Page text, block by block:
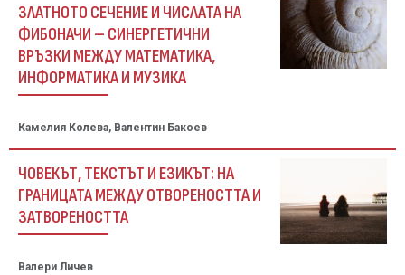
ЗЛАТНОТО СЕЧЕНИЕ И ЧИСЛАТА НА
ФИБОНАЧИ – СИНЕРГЕТИЧНИ
ВРЪЗКИ МЕЖДУ МАТЕМАТИКА,
ИНФОРМАТИКА И МУЗИКА
Камелия Колева, Валентин Бакоев
ЧОВЕКЪТ, ТЕКСТЪТ И ЕЗИКЪТ: НА
ГРАНИЦАТА МЕЖДУ ОТВОРЕНОСТТА И
ЗАТВОРЕНОСТТА
Валери Личев